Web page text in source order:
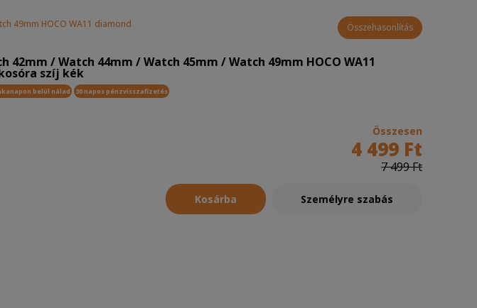
49mm HOCO WA11 diamond okosóra szíj kék Összehasonlítás
42mm / Watch 44mm / Watch 45mm / Watch 49mm HOCO WA11
szíj kék
belül nálad 30 napos pénzvisszafizetés
Összesen
4 499 Ft
7 499 Ft
Személyre szabás
Kosárba